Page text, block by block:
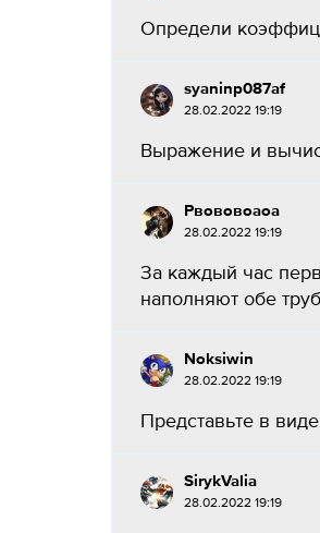
Определи
syaninp087af
28.02.2022 19:19
Выражение и
Рвововоаоа
28.02.2022 19:19
За каждый час
наполняют обе
Noksiwin
28.02.2022 19:19
Представьте в
SirykValia
28.02.2022 19:19